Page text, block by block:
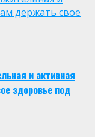
держать свое
и активная
здоровье под